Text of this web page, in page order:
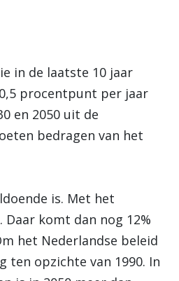
in de laatste 10 jaar
procentpunt per jaar
en 2050 uit de
bedragen van het
is. Met het
komt dan nog 12%
het Nederlandse beleid
ten opzichte van 1990. In